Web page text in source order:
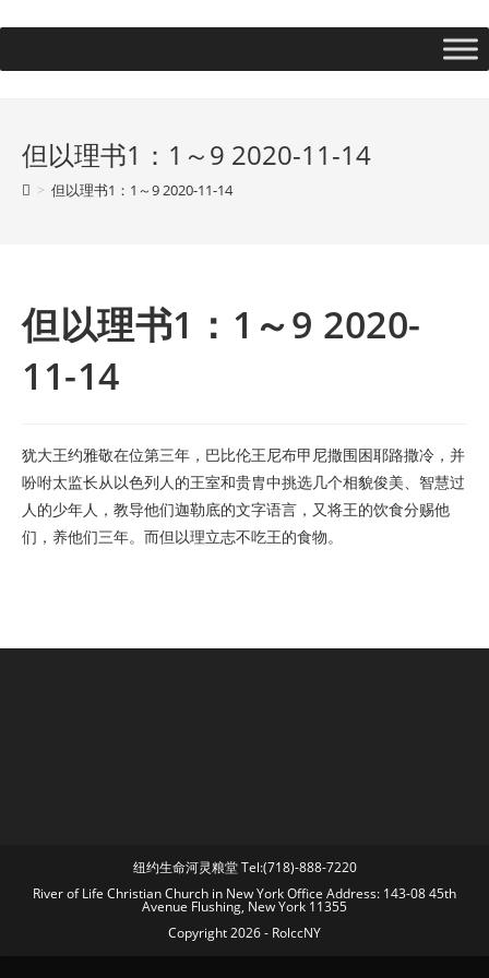
但以理书1：1～9 2020-11-14
> 但以理书1：1～9 2020-11-14
但以理书1：1～9 2020-
11-14
犹大王约雅敬在位第三年，巴比伦王尼布甲尼撒围困耶路撒冷，并
吩咐太监长从以色列人的王室和贵胄中挑选几个相貌俊美、智慧过
人的少年人，教导他们迦勒底的文字语言，又将王的饮食分赐他
们，养他们三年。而但以理立志不吃王的食物。
纽约生命河灵粮堂 Tel:(718)-888-7220
River of Life Christian Church in New York Office Address: 143-08 45th
Avenue Flushing, New York 11355
Copyright 2026 - RolccNY